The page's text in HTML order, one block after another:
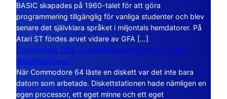
BASIC skapades på 1960-talet för att göra
programmering tillgänglig för vanliga studenter och blev
senare det självklara språket i miljontals hemdatorer. På
Atari ST fördes arvet vidare av GFA […]
Commodore DOS – operativsystemet som bodde i
diskettstationen
När Commodore 64 läste en diskett var det inte bara
datorn som arbetade. Diskettstationen hade nämligen en
egen processor, ett eget minne och ett eget